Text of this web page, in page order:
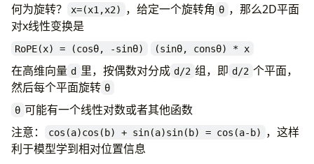
何为旋转？
x=(x1,x2) ，给定一个旋转角 θ ，那么2D平面
对x线性变换是
RoPE(x) = (cosθ, -sinθ) (sinθ, consθ) * x
在高维向量 d 里，按偶数对分成 d/2 组，即 d/2 个平面，
然后每个平面旋转 θ
θ 可能有一个线性对数或者其他函数
注意：
cos(a)cos(b) + sin(a)sin(b) = cos(a-b)
，这样
利于模型学到相对位置信息